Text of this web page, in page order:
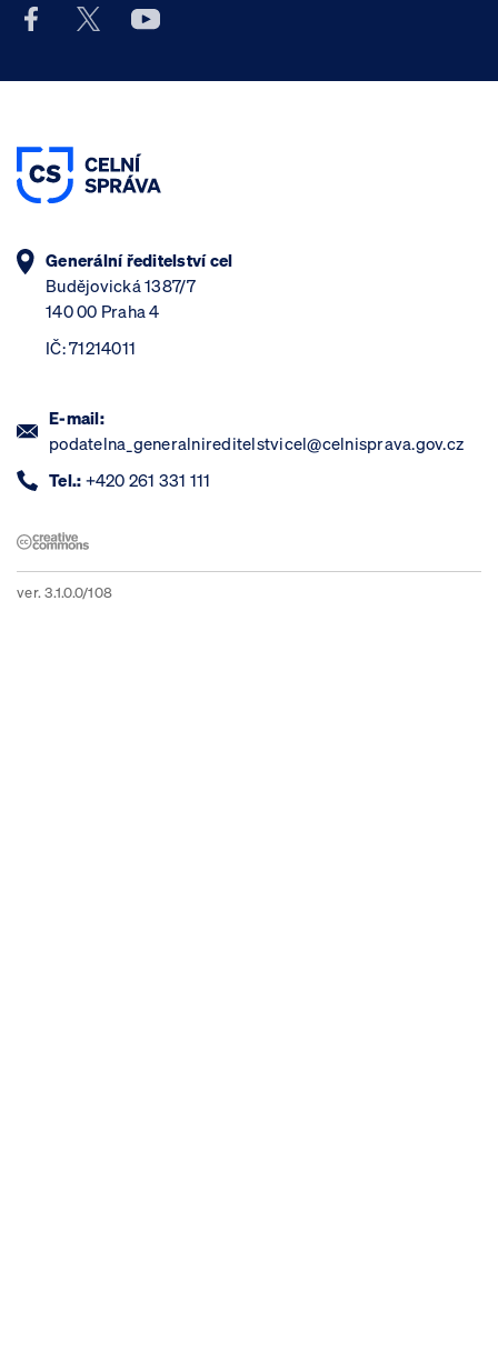
Facebook účet Celní správy ČR
X účet Celní správy ČR
Youtube účet Celní správy ČR
Generální ředitelství cel
Budějovická 1387/7
140 00 Praha 4
IČ: 71214011
E-mail:
podatelna_generalnireditelstvicel@celnisprava.gov.cz
Tel.: +420 261 331 111
ver. 3.1.0.0/108